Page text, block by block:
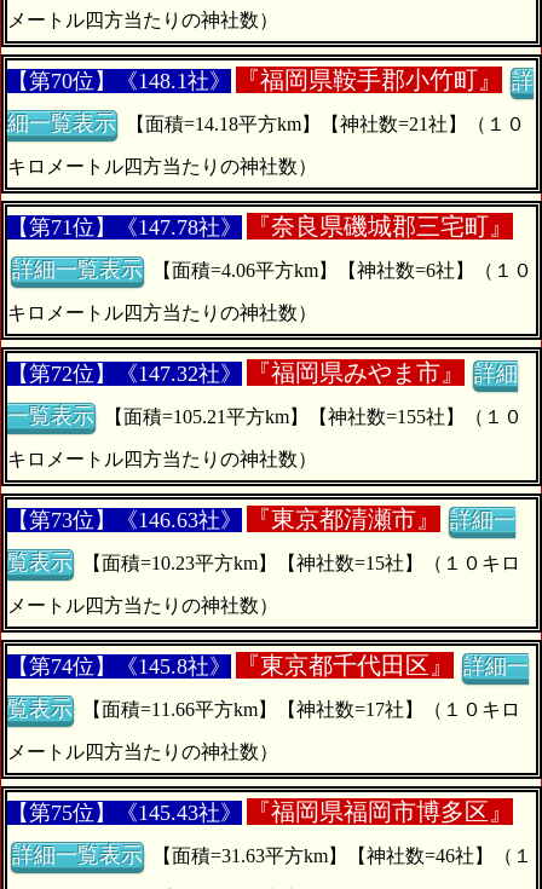
メートル四方当たりの神社数）
【第70位】《148.1社》 『福岡県鞍手郡小竹町』
詳
細一覧表示
キロメートル四方当たりの神社数）
【第71位】《147.78社》 『奈良県磯城郡三宅町』
詳細一覧表示
キロメートル四方当たりの神社数）
【第72位】《147.32社》 『福岡県みやま市』
詳細
一覧表示
キロメートル四方当たりの神社数）
【第73位】《146.63社》 『東京都清瀬市』
詳細一
覧表示
メートル四方当たりの神社数）
【第74位】《145.8社》 『東京都千代田区』
詳細一
覧表示
メートル四方当たりの神社数）
【第75位】《145.43社》 『福岡県福岡市博多区』
詳細一覧表示